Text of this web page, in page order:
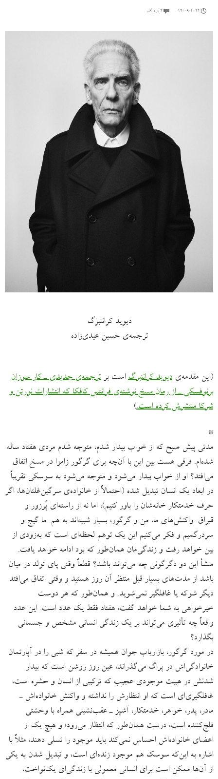
14/09/2024 ۲ دیدگاه
دیوید کراننبرگ
ترجمه‌ی حسین عیدی‌زاده
(این مقدمه‌ی دیوید کراننبرگ است بر ترجمه‌ی جدیدی ـ کار سوزان
برنوفسکی ـ از رمانمسخنوشته‌ی فرانتس کافکا که انتشارات نورتن و
شرکا منتشرش کرده است.)
*
مدتی پیش صبح که از خواب بیدار شدم، متوجه شدم مردی هفتاد ساله
شده‌ام. فرقی هست بین این با آن‌چه برای گرگور زامزا درمسخ اتفاق
می‌افتد؟ او از خواب بیدار می‌شود و متوجه می‌شود به سوسکی تقریباً
در ابعاد یک انسان تبدیل شده (احتمالاً از خانواده‌ی سرگین‌غلتان‌ها، اگر
حرف خدمتکار خانه‌شان را باور کنیم)، اما نه از راسته‌ای پُرزور و
قبراق. واکنش‌های ما، من و گرگور، بسیار شبیه‌اند به هم. ما گیج و
سردرگمیم و فکر می‌کنیم این یک توهم لحظه‌ای است که به‌زودی از
بین خواهد رفت و زندگی‌مان همان‌طور که بود ادامه خواهد یافت.
منشأ این دو دگرگونی چه می‌تواند باشد؟ قطعاً وقتی پای تولد در میان
باشد از مدت‌های بسیار قبل منتظر آن روز هستید و وقتی اتفاق می‌افتد
دیگر شوکه یا غافلگیر نمی‌شوید. و همان‌طور که هر دوست
خیرخواهی به شما خواهد گفت، هفتاد فقط یک عدد است. این عدد
واقعاً چه تأثیری می‌تواند بر یک زندگی انسانی مشخص و جسمانی
بگذارد؟
در مورد گرگور، بازاریاب جوان همیشه در سفر که شبی را در آپارتمان
خانوادگی‌اش در پراگ می‌گذراند، عین روز روشن است که بیدار
شدنش در هیبت موجودی عجیب که ترکیبی از انسان و حشره است،
غافلگیری‌ای است که او انتظارش را نداشته و واکنش خانواده‌اش ـ
مادر، پدر، خواهر، خدمتکار، آشپز ـ عقب‌نشینی همراه با وحشتی
فلج‌کننده است، درست همان‌طور که انتظار می‌رود؛ و هیچ یک از
اعضای خانواده‌اش احساس نمی‌کند باید موجود را تسلی دهند، مثلاً با
اشاره به این‌که سوسک هم موجود زنده‌ای است، و تبدیل شدن به یکی
از آن‌ها ممکن است برای انسانی معمولی با زندگی‌ای یک‌نواخت،